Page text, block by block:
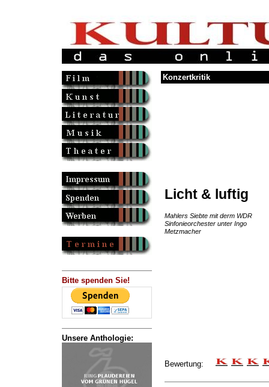
Bitte spenden Sie!
Unsere Anthologie:
Konzertkritik
Licht & luftig
Mahlers Siebte mit derm WDR
Sinfonieorchester unter Ingo
Metzmacher
Bewertung: